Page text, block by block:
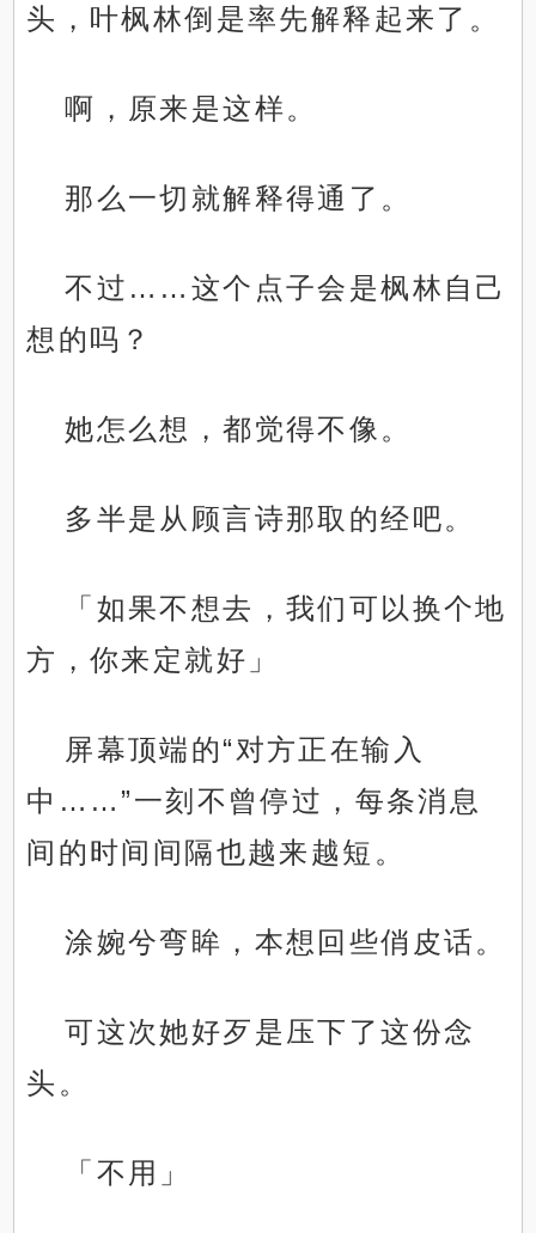
头，叶枫林倒是率先解释起来了。
啊，原来是这样。
那么一切就解释得通了。
不过……这个点子会是枫林自己
想的吗？
她怎么想，都觉得不像。
多半是从顾言诗那取的经吧。
「如果不想去，我们可以换个地
方，你来定就好」
屏幕顶端的“对方正在输入
中……”一刻不曾停过，每条消息
间的时间间隔也越来越短。
涂婉兮弯眸，本想回些俏皮话。
可这次她好歹是压下了这份念
头。
「不用」